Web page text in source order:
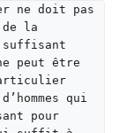
ne doit pas
de la
suffisant
peut être
qui
pour